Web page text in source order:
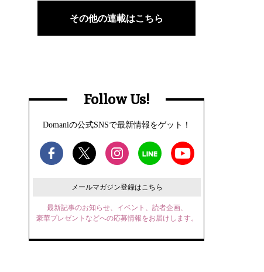
その他の連載はこちら
Follow Us!
Domaniの公式SNSで最新情報をゲット！
メールマガジン登録はこちら
最新記事のお知らせ、イベント、読者企画、
豪華プレゼントなどへの応募情報をお届けします。